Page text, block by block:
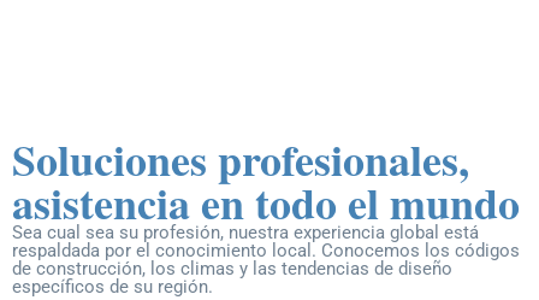
Soluciones profesionales,
asistencia en todo el mundo
Sea cual sea su profesión, nuestra experiencia global está
respaldada por el conocimiento local. Conocemos los códigos
de construcción, los climas y las tendencias de diseño
específicos de su región.